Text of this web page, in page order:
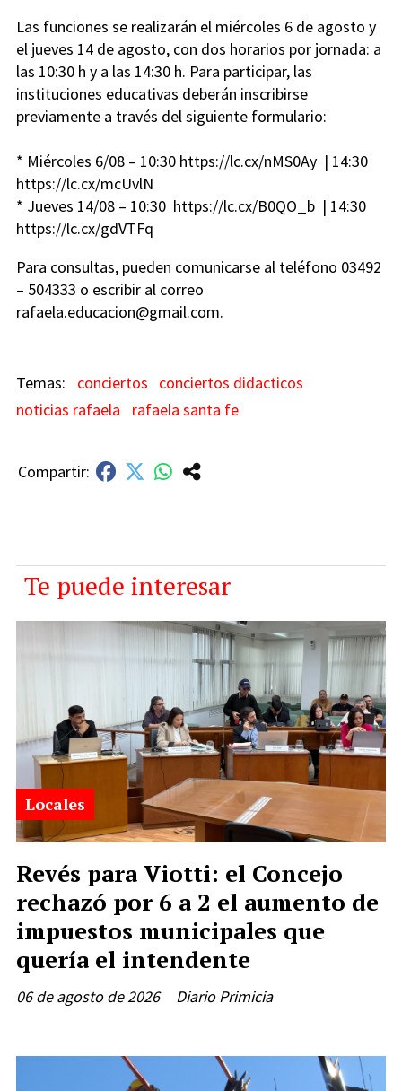
Las funciones se realizarán el miércoles 6 de agosto y
el jueves 14 de agosto, con dos horarios por jornada: a
las 10:30 h y a las 14:30 h. Para participar, las
instituciones educativas deberán inscribirse
previamente a través del siguiente formulario:
* Miércoles 6/08 – 10:30 https://lc.cx/nMS0Ay | 14:30
https://lc.cx/mcUvlN
* Jueves 14/08 – 10:30 https://lc.cx/B0QO_b | 14:30
https://lc.cx/gdVTFq
Para consultas, pueden comunicarse al teléfono 03492
– 504333 o escribir al correo
rafaela.educacion@gmail.com.
conciertos
conciertos didacticos
noticias rafaela
rafaela santa fe
Te puede interesar
Revés para Viotti: el Concejo
rechazó por 6 a 2 el aumento de
impuestos municipales que
quería el intendente
Diario Primicia
Locales
06 de agosto de 2026